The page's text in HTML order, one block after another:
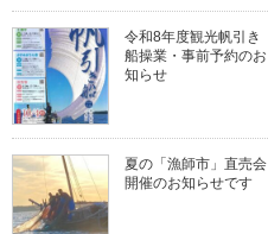
令和8年度観光帆引き
船操業・事前予約のお
知らせ
夏の「漁師市」直売会
開催のお知らせです